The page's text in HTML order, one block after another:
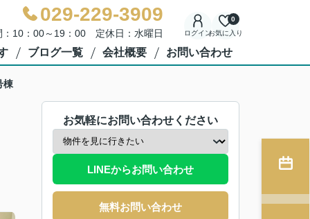
029-229-3909
：10：00～19：00 定休日：水曜日 ログインお気に入り
0
ブログ一覧 会社概要 お問い合わせ
棟
お気軽にお問い合わせください
LINEからお問い合わせ
無料お問い合わせ